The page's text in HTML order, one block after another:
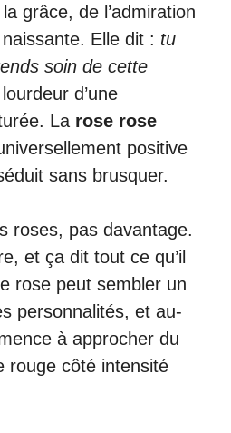
grâce, de l’admiration
Elle dit : tu
soin de cette
d’une
La rose rose
positive
sans brusquer.
roses, pas davantage.
et ça dit tout ce qu’il
rose peut sembler un
personnalités, et au-
à approcher du
rouge côté intensité